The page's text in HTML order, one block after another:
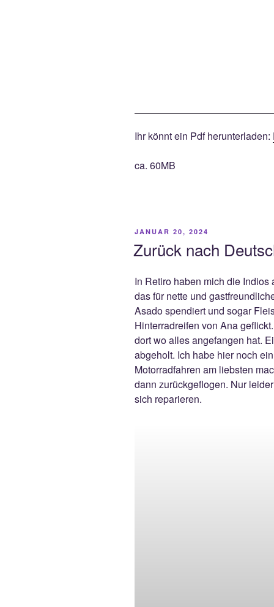
Ihr könnt ein Pdf herunterladen:
ca. 60MB
VERÖFFENTLICHT
JANUAR 20, 2024
Zurück nach
In Retiro haben mich die
das für nette und
Asado spendiert und sogar
Hinterradreifen von Ana
dort wo alles angefangen hat.
abgeholt. Ich habe hier noch
Motorradfahren am liebsten
dann zurückgeflogen. Nur
sich reparieren.